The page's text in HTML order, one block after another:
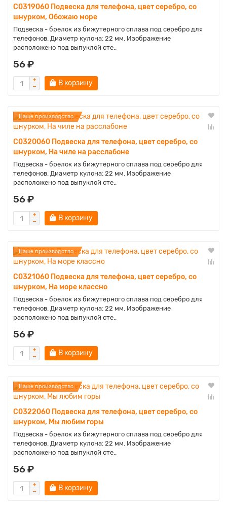
C0319060 Подвеска для телефона, цвет серебро, со
шнурком, Обожаю море
Подвеска - брелок из бижутерного сплава под серебро для
телефонов. Диаметр кулона: 22 мм. Изображение
расположено под выпуклой сте..
56 ₽
В корзину
Наше производство
C0320060 Подвеска для телефона, цвет серебро, со
шнурком, На чиле на расслабоне
Подвеска - брелок из бижутерного сплава под серебро для
телефонов. Диаметр кулона: 22 мм. Изображение
расположено под выпуклой сте..
56 ₽
В корзину
Наше производство
C0321060 Подвеска для телефона, цвет серебро, со
шнурком, На море классно
Подвеска - брелок из бижутерного сплава под серебро для
телефонов. Диаметр кулона: 22 мм. Изображение
расположено под выпуклой сте..
56 ₽
В корзину
Наше производство
C0322060 Подвеска для телефона, цвет серебро, со
шнурком, Мы любим горы
Подвеска - брелок из бижутерного сплава под серебро для
телефонов. Диаметр кулона: 22 мм. Изображение
расположено под выпуклой сте..
56 ₽
В корзину